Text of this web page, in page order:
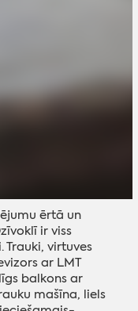
ērtā un
ir viss
virtuves
ar LMT
balkons ar
mašīna, liels